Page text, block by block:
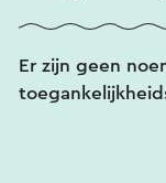
Er zijn geen